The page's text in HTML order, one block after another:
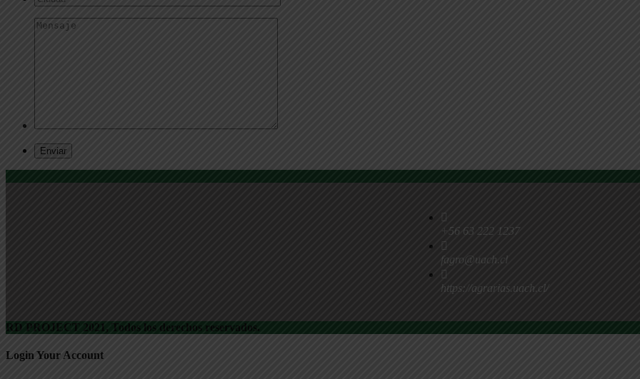
+56 63 222 1237
fagro@uach.cl
https://agrarias.uach.cl/
RD PROJECT 2021, Todos los derechos reservados.
Login Your Account